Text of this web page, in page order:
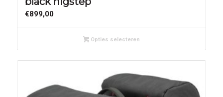
€899,00
Opties selecteren